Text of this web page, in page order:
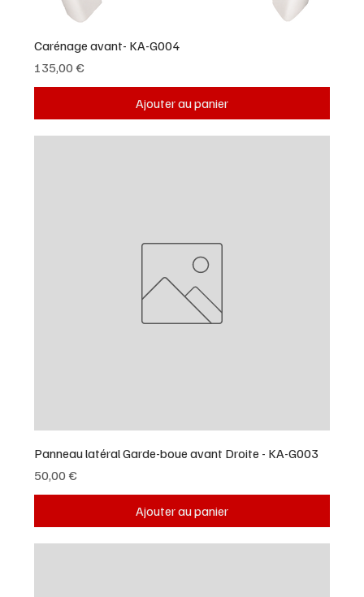
Carénage avant- KA-G004
Prix
135,00 €
Ajouter au panier
Panneau latéral Garde-boue avant Droite - KA-G003
Prix
50,00 €
Ajouter au panier